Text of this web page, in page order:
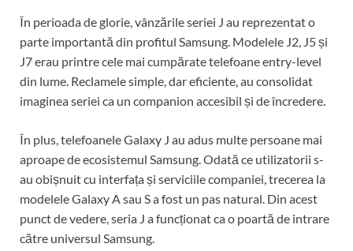
În perioada de glorie, vânzările seriei J au reprezentat o
parte importantă din profitul Samsung. Modelele J2, J5 și
J7 erau printre cele mai cumpărate telefoane entry-level
din lume. Reclamele simple, dar eficiente, au consolidat
imaginea seriei ca un companion accesibil și de încredere.
În plus, telefoanele Galaxy J au adus multe persoane mai
aproape de ecosistemul Samsung. Odată ce utilizatorii s-
au obișnuit cu interfața și serviciile companiei, trecerea la
modelele Galaxy A sau S a fost un pas natural. Din acest
punct de vedere, seria J a funcționat ca o poartă de intrare
către universul Samsung.